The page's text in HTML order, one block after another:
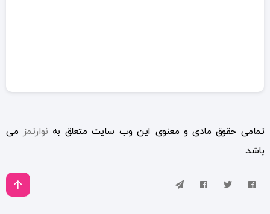
تمامی حقوق مادی و معنوی این وب سایت متعلق به نوارتمز می
باشد.